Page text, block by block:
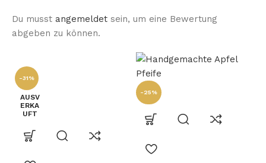
Du musst angemeldet sein, um eine Bewertung
abgeben zu können.
-31%
AUSV
ERKA
UFT
-25%